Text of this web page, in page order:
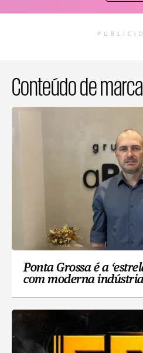
Conteúdo de marca
Ponta Grossa é a
com moderna